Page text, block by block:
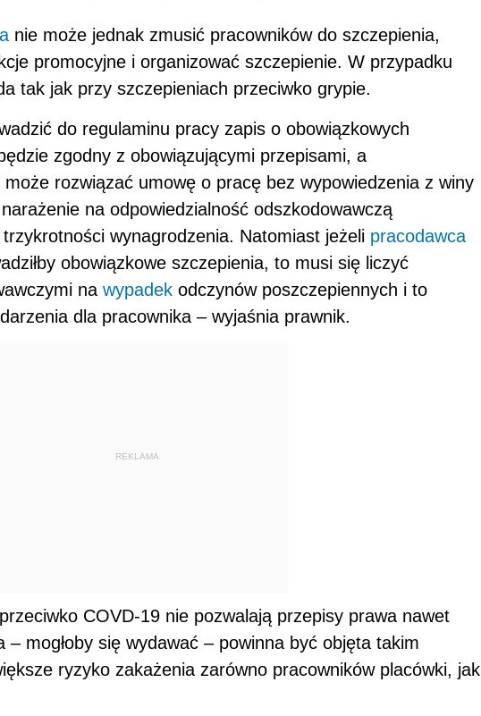
nie może jednak zmusić pracowników do szczepienia,
promocyjne i organizować szczepienie. W przypadku
tak jak przy szczepieniach przeciwko grypie.
do regulaminu pracy zapis o obowiązkowych
zgodny z obowiązującymi przepisami, a
może rozwiązać umowę o pracę bez wypowiedzenia z winy
na odpowiedzialność odszkodowawczą
wynagrodzenia. Natomiast jeżeli pracodawca
obowiązkowe szczepienia, to musi się liczyć
na wypadek odczynów poszczepiennych i to
dla pracownika – wyjaśnia prawnik.
REKLAMA
COVD-19 nie pozwalają przepisy prawa nawet
mogłoby się wydawać – powinna być objęta takim
ryzyko zakażenia zarówno pracowników placówki, jak